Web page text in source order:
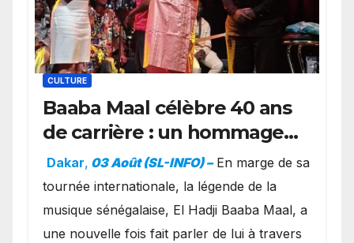
CULTURE
Baaba Maal célèbre 40 ans
de carrière : un hommage
exceptionnel à Oslo en
présence de la famille
royale.
Dakar, 03 Août (SL-INFO) – ​En marge de sa
tournée internationale, la légende de la
musique sénégalaise, El Hadji Baaba Maal, a
une nouvelle fois fait parler de lui à travers